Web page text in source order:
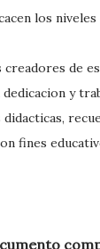
los
creadores de
dedicacion y
didacticas,
fines